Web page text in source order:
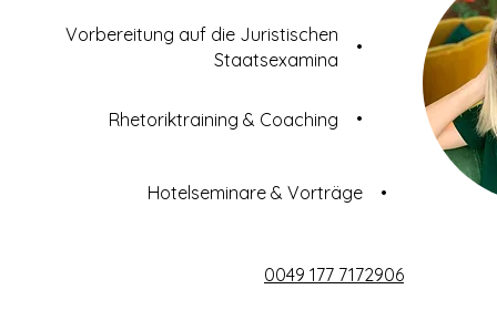
Vorbereitung auf die Juristischen
Staatsexamina
•
Rhetoriktraining & Coaching •
Hotelseminare & Vorträge •
0049 177 7172906